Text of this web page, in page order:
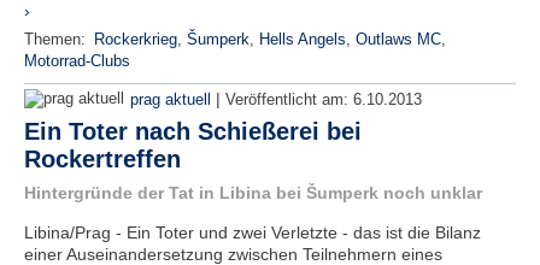
›
Themen: Rockerkrieg, Šumperk, Hells Angels, Outlaws MC,
Motorrad-Clubs
prag aktuell | Veröffentlicht am: 6.10.2013
Ein Toter nach Schießerei bei
Rockertreffen
Hintergründe der Tat in Libina bei Šumperk noch unklar
Libina/Prag - Ein Toter und zwei Verletzte - das ist die Bilanz
einer Auseinandersetzung zwischen Teilnehmern eines